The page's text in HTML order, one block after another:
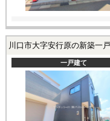
川口市大字安行原の新築一
一戸建て